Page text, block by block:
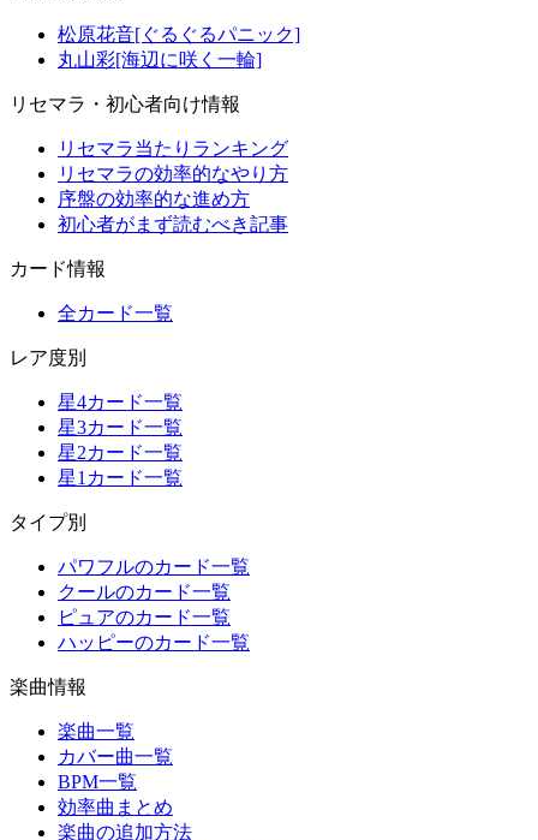
松原花音[ぐるぐるパニック]
丸山彩[海辺に咲く一輪]
リセマラ・初心者向け情報
リセマラ当たりランキング
リセマラの効率的なやり方
序盤の効率的な進め方
初心者がまず読むべき記事
カード情報
全カード一覧
レア度別
星4カード一覧
星3カード一覧
星2カード一覧
星1カード一覧
タイプ別
パワフルのカード一覧
クールのカード一覧
ピュアのカード一覧
ハッピーのカード一覧
楽曲情報
楽曲一覧
カバー曲一覧
BPM一覧
効率曲まとめ
楽曲の追加方法